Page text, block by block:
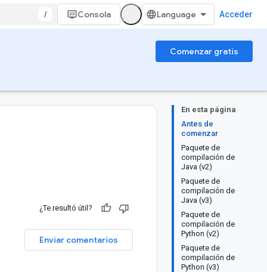
/ Consola Acceder
Comenzar gratis
En esta página
Antes de
comenzar
Paquete de
compilación de
Java (v2)
Paquete de
compilación de
Java (v3)
Paquete de
compilación de
Python (v2)
Paquete de
compilación de
Python (v3)
¿Te resultó útil?
Enviar comentarios